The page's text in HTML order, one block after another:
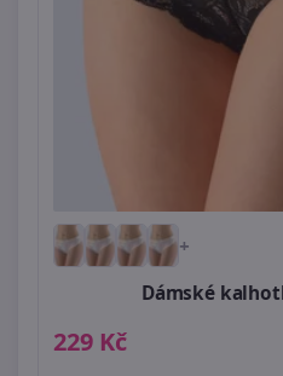
+
Dámské
229 Kč